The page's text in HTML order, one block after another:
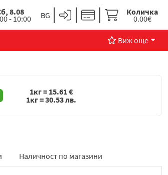
8.08
- 10:00
Количка
0.00€
Виж още
1кг = 15.61€
1кг =30.53лв.
Наличност по магазини